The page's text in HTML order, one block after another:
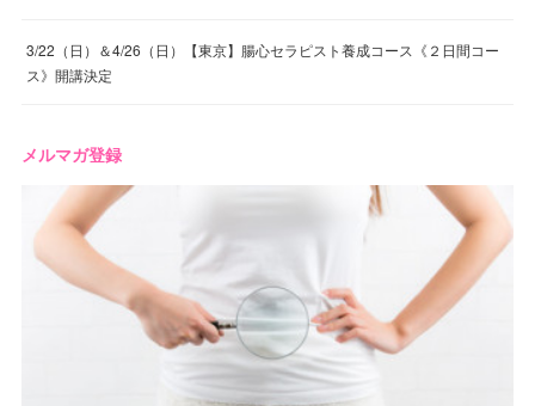
3/22（日）＆4/26（日）【東京】腸心セラピスト養成コース《２日間コー
ス》開講決定
メルマガ登録